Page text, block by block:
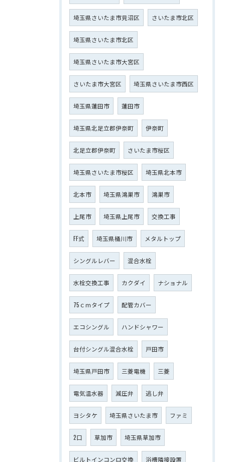
埼玉県さいたま市見沼区 さいたま市北区
埼玉県さいたま市北区
埼玉県さいたま市大宮区
さいたま市大宮区 埼玉県さいたま市西区
埼玉県蓮田市 蓮田市
埼玉県北足立郡伊奈町 伊奈町
北足立郡伊奈町 さいたま市桜区
埼玉県さいたま市桜区 埼玉県北本市
北本市 埼玉県鴻巣市 鴻巣市
上尾市 埼玉県上尾市 交換工事
FF式 埼玉県桶川市 メタルトップ
シングルレバー 混合水栓
水栓交換工事 カクダイ ナショナル
75ｃｍタイプ 配管カバー
エコシングル ハンドシャワー
台付シングル混合水栓 戸田市
埼玉県戸田市 三菱電機 三菱
電気温水器 減圧弁 逃し弁
ヨシタケ 埼玉県さいたま市 ファミ
2口 草加市 埼玉県草加市
ビルトインコンロ交換 浴槽隣接設置